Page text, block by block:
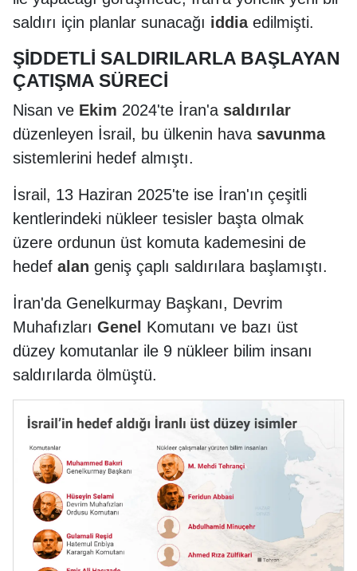
saldırı için planlar sunacağı iddiaedilmişti.
ŞİDDETLİ SALDIRILARLA BAŞLAYAN
ÇATIŞMA SÜRECİ
Nisan ve Ekim 2024'te İran'a saldırılar
düzenleyen İsrail, bu ülkenin hava savunma
sistemlerini hedef almıştı.
İsrail, 13 Haziran 2025'te ise İran'ın çeşitli
kentlerindeki nükleer tesisler başta olmak
üzere ordunun üst komuta kademesini de
hedef alan geniş çaplı saldırılara başlamıştı.
İran'da Genelkurmay Başkanı, Devrim
Muhafızları Genel Komutanı ve bazı üst
düzey komutanlar ile 9 nükleer bilim insanı
saldırılarda ölmüştü.